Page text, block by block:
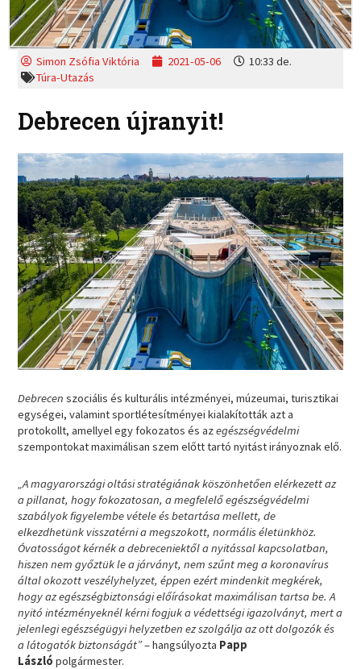
Simon Zsófia Viktória 2021-05-06
10:33 de.
Túra-Utazás
Debrecen újranyit!
Debrecen szociális és kulturális intézményei, múzeumai, turisztikai
egységei, valamint sportlétesítményei kialakították azt a
protokollt, amellyel egy fokozatos és azegészségvédelmi
szempontokat maximálisan szem előtt tartó nyitást irányoznak elő.
„A magyarországi oltási stratégiának köszönhetően elérkezett az
a pillanat, hogy fokozatosan, a megfelelő egészségvédelmi
szabályok figyelembe vétele és betartása mellett, de
elkezdhetünk visszatérni a megszokott, normális életünkhöz.
Óvatosságot kérnék a debreceniektől a nyitással kapcsolatban,
hiszen nem győztük le a járványt, nem szűnt meg a koronavírus
által okozott veszélyhelyzet, éppen ezért mindenkit megkérek,
hogy az egészségbiztonsági előírásokat maximálisan tartsa be. A
nyitó intézményeknél kérni fogjuk a védettségi igazolványt, mert a
jelenlegi egészségügyi helyzetben ez szolgálja az ott dolgozók és
a látogatók biztonságát”– hangsúlyozta Papp
László polgármester.